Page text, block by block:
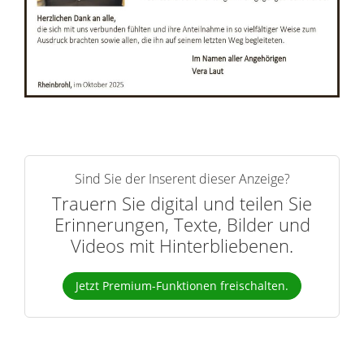
n
Sind Sie der Inserent dieser Anzeige?
Trauern Sie digital und teilen Sie
Erinnerungen, Texte, Bilder und
Videos mit Hinterbliebenen.
Jetzt Premium-Funktionen freischalten.